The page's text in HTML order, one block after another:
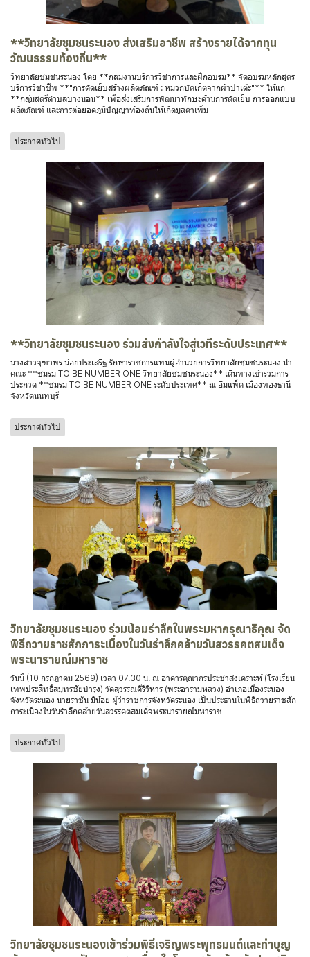
**วิทยาลัยชุมชนระนอง ส่งเสริมอาชีพ สร้างรายได้จากทุน
วัฒนธรรมท้องถิ่น**
วิทยาลัยชุมชนระนอง โดย **กลุ่มงานบริการวิชาการและฝึกอบรม** จัดอบรมหลักสูตร
บริการวิชาชีพ **"การตัดเย็บสร้างผลิตภัณฑ์ : หมวกบัคเก็ตจากผ้าปาเต๊ะ"** ให้แก่
**กลุ่มสตรีตำบลบางนอน** เพื่อส่งเสริมการพัฒนาทักษะด้านการตัดเย็บ การออกแบบ
ผลิตภัณฑ์ และการต่อยอดภูมิปัญญาท้องถิ่นให้เกิดมูลค่าเพิ่ม
ประกาศทั่วไป
**วิทยาลัยชุมชนระนอง ร่วมส่งกำลังใจสู่เวทีระดับประเทศ**
นางสาวจุฑาพร น้อยประเสริฐ รักษาราชการแทนผู้อำนวยการวิทยาลัยชุมชนระนอง นำ
คณะ **ชมรม TO BE NUMBER ONE วิทยาลัยชุมชนระนอง** เดินทางเข้าร่วมการ
ประกวด **ชมรม TO BE NUMBER ONE ระดับประเทศ** ณ อิมแพ็ค เมืองทองธานี
จังหวัดนนทบุรี
ประกาศทั่วไป
วิทยาลัยชุมชนระนอง ร่วมน้อมรำลึกในพระมหากรุณาธิคุณ จัด
พิธีถวายราชสักการะเนื่องในวันรำลึกคล้ายวันสวรรคตสมเด็จ
พระนารายณ์มหาราช
วันนี้ (10 กรกฎาคม 2569) เวลา 07.30 น. ณ อาคารคุณากรประชาสงเคราะห์ (โรงเรียน
เทพประสิทธิ์สมุทรชัยบำรุง) วัดสุวรรณคีรีวิหาร (พระอารามหลวง) อำเภอเมืองระนอง
จังหวัดระนอง นายราชัน มีน้อย ผู้ว่าราชการจังหวัดระนอง เป็นประธานในพิธีถวายราชสัก
การะเนื่องในวันรำลึกคล้ายวันสวรรคตสมเด็จพระนารายณ์มหาราช
ประกาศทั่วไป
วิทยาลัยชุมชนระนองเข้าร่วมพิธีเจริญพระพุทธมนต์และทำบุญ